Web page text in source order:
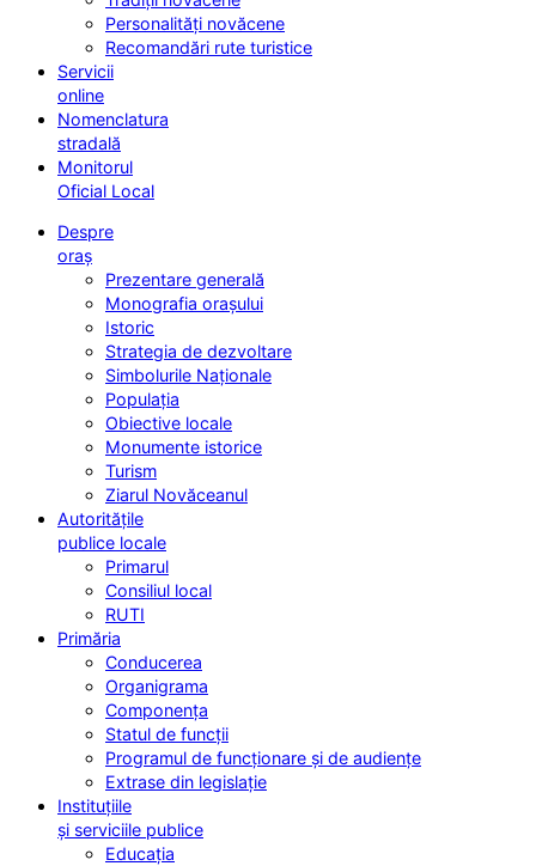
Personalități novăcene
Recomandări rute turistice
Servicii
online
Nomenclatura
stradală
Monitorul
Oficial Local
Despre
oraș
Prezentare generală
Monografia orașului
Istoric
Strategia de dezvoltare
Simbolurile Naționale
Populația
Obiective locale
Monumente istorice
Turism
Ziarul Novăceanul
Autoritățile
publice locale
Primarul
Consiliul local
RUTI
Primăria
Conducerea
Organigrama
Componența
Statul de funcții
Programul de funcționare și de audiențe
Extrase din legislație
Instituțiile
și serviciile publice
Educația